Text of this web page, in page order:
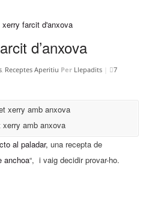
d’anxova
Receptes Aperitiu Per Llepadits
7
xerry amb anxova
al paladar, una recepta de
anchoa“, i vaig decidir provar-ho.